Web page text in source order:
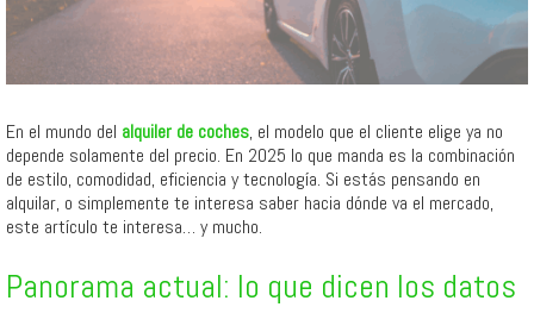
En el mundo del alquiler de coches, el modelo que el cliente elige ya no
depende solamente del precio. En 2025 lo que manda es la combinación
de estilo, comodidad, eficiencia y tecnología. Si estás pensando en
alquilar, o simplemente te interesa saber hacia dónde va el mercado,
este artículo te interesa… y mucho.
Panorama actual: lo que dicen los datos